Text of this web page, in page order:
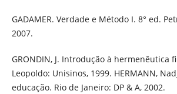
GADAMER. Verdade e Método I. 8° ed.
2007.
GRONDIN, J. Introdução à hermenêutica
Leopoldo: Unisinos, 1999. HERMANN,
educação. Rio de Janeiro: DP & A, 2002.